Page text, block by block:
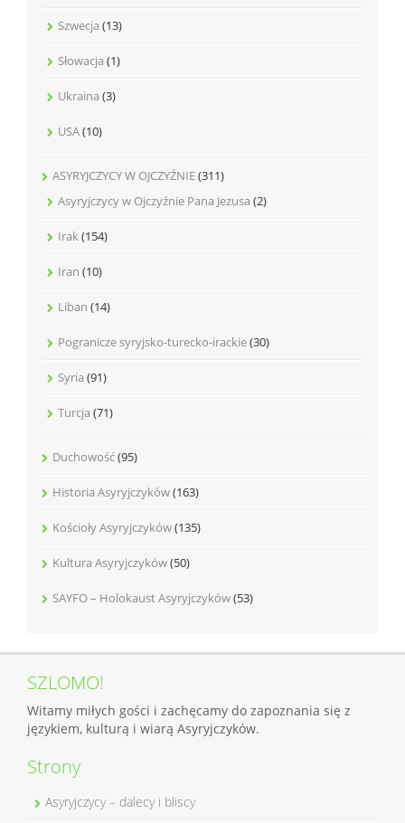
Szwecja (13)
Słowacja (1)
Ukraina (3)
USA(10)
ASYRYJCZYCY W OJCZYŹNIE(311)
Asyryjczycy w Ojczyźnie Pana Jezusa (2)
Irak(154)
Iran (10)
Liban (14)
Pogranicze syryjsko-turecko-irackie(30)
Syria (91)
Turcja (71)
Duchowość(95)
Historia Asyryjczyków(163)
Kościoły Asyryjczyków(135)
Kultura Asyryjczyków(50)
SAYFO – Holokaust Asyryjczyków(53)
SZLOMO!
Witamy miłych gości i zachęcamy do zapoznania się z
językiem, kulturą i wiarą Asyryjczyków.
Strony
Asyryjczycy – dalecy i bliscy